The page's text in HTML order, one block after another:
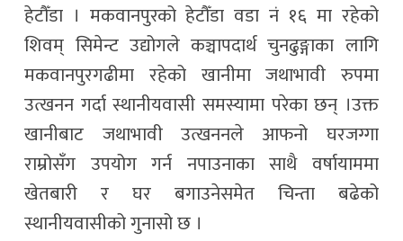
हेटौँडा । मकवानपुरको हेटौँडा वडा नं १६ मा रहेको
शिवम् सिमेन्ट उद्योगले कञ्चापदार्थ चुनढुङ्गाका लागि
मकवानपुरगढीमा रहेको खानीमा जथाभावी रुपमा
उत्खनन गर्दा स्थानीयवासी समस्यामा परेका छन् ।उक्त
खानीबाट जथाभावी उत्खननले आफनो घरजग्गा
राम्रोसँग उपयोग गर्न नपाउनाका साथै वर्षायाममा
खेतबारी र घर बगाउनेसमेत चिन्ता बढेको
स्थानीयवासीको गुनासो छ ।